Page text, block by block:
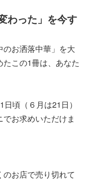
わった」を今す
お洒落中華」を大
この1冊は、あなた
頃（６月は21日）
お求めいただけま
お店で売り切れて